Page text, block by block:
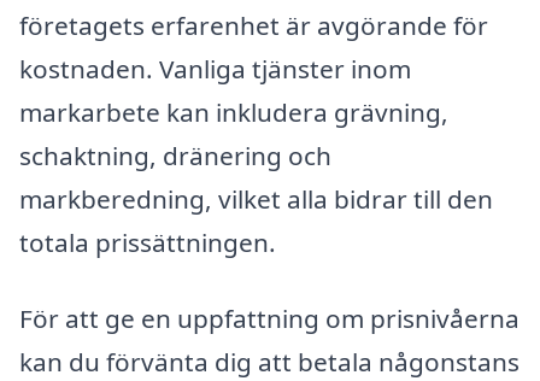
företagets erfarenhet är avgörande för
kostnaden. Vanliga tjänster inom
markarbete kan inkludera grävning,
schaktning, dränering och
markberedning, vilket alla bidrar till den
totala prissättningen.
För att ge en uppfattning om prisnivåerna
kan du förvänta dig att betala någonstans